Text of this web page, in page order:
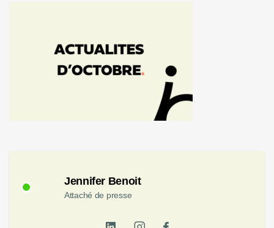
Jennifer Benoit
Attaché de presse